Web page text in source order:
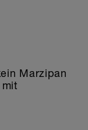
Marzipan